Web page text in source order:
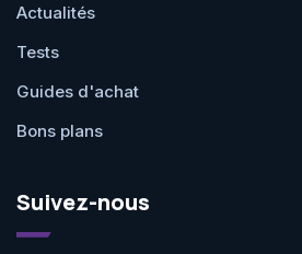
Actualités
Tests
Guides d'achat
Bons plans
Suivez-nous